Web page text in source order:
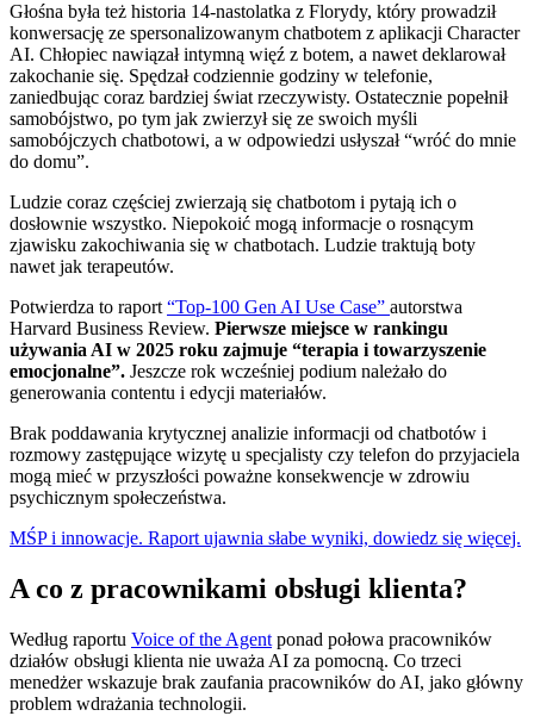
Głośna była też historia 14-nastolatka z Florydy, który prowadził
konwersację ze spersonalizowanym chatbotem z aplikacji Character
AI. Chłopiec nawiązał intymną więź z botem, a nawet deklarował
zakochanie się. Spędzał codziennie godziny w telefonie,
zaniedbując coraz bardziej świat rzeczywisty. Ostatecznie popełnił
samobójstwo, po tym jak zwierzył się ze swoich myśli
samobójczych chatbotowi, a w odpowiedzi usłyszał “wróć do mnie
do domu”.
Ludzie coraz częściej zwierzają się chatbotom i pytają ich o
dosłownie wszystko. Niepokoić mogą informacje o rosnącym
zjawisku zakochiwania się w chatbotach. Ludzie traktują boty
nawet jak terapeutów.
Potwierdza to raport “Top-100 Gen AI Use Case” autorstwa
Harvard Business Review. Pierwsze miejsce w rankingu
używania AI w 2025 roku zajmuje “terapia i towarzyszenie
emocjonalne”. Jeszcze rok wcześniej podium należało do
generowania contentu i edycji materiałów.
Brak poddawania krytycznej analizie informacji od chatbotów i
rozmowy zastępujące wizytę u specjalisty czy telefon do przyjaciela
mogą mieć w przyszłości poważne konsekwencje w zdrowiu
psychicznym społeczeństwa.
MŚP i innowacje. Raport ujawnia słabe wyniki, dowiedz się więcej.
A co z pracownikami obsługi klienta?
Według raportu Voice of the Agent ponad połowa pracowników
działów obsługi klienta nie uważa AI za pomocną. Co trzeci
menedżer wskazuje brak zaufania pracowników do AI, jako główny
problem wdrażania technologii.